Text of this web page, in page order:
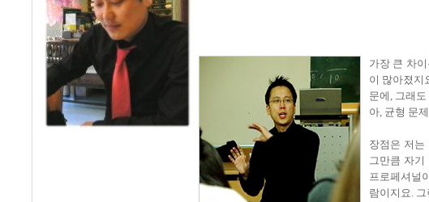
가장 큰 차
이 많아졌지
문에, 그래
아, 균형 문
장점은 저는
그만큼 자기
프로페셔널
람이지요.